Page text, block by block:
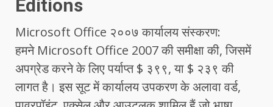
Editions
Microsoft Office २००७ कार्यालय संस्करण:
हमने Microsoft Office 2007 की समीक्षा की, जिसमें
अपग्रेड करने के लिए पर्याप्त $ ३९९, या $ २३९ की
लागत है। इस सूट में कार्यालय उपकरण के अलावा वर्ड,